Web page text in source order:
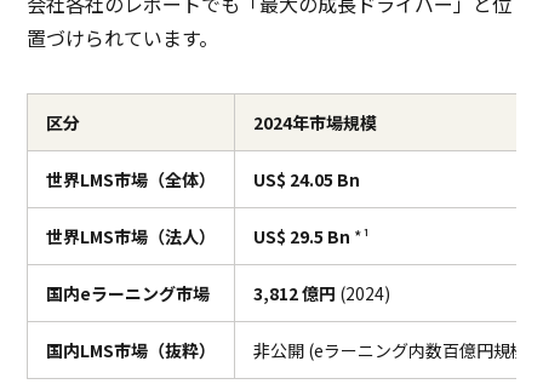
置づけられています。
区分 2024年市場規模
世界LMS市場（全体） US$ 24.05 Bn
世界LMS市場（法人） US$ 29.5 Bn *¹
国内eラーニング市場 3,812 億円 (2024)
国内LMS市場（抜粋） 非公開 (eラーニング内数百億円規模)